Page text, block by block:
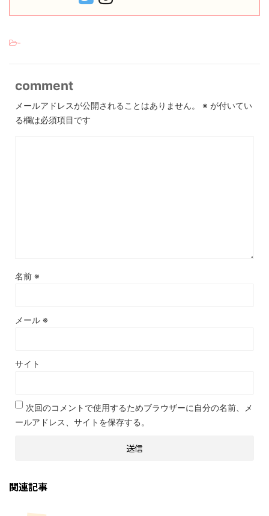
-
comment
メールアドレスが公開されることはありません。 ※ が付いてい
る欄は必須項目です
名前 ※
メール ※
サイト
次回のコメントで使用するためブラウザーに自分の名前、メ
ールアドレス、サイトを保存する。
関連記事